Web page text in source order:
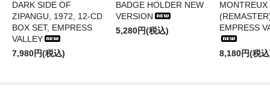
DARK SIDE OF
ZIPANGU, 1972, 12-CD
BOX SET, EMPRESS
VALLEY
7,980円(税込)
BADGE HOLDER NEW
VERSION
5,280円(税込)
EMPRESS
8,180円(税